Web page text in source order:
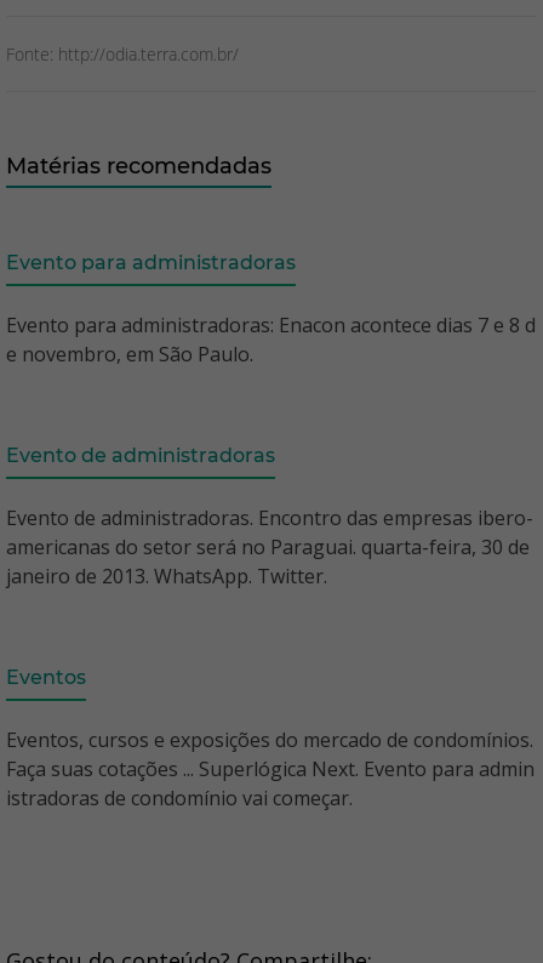
Fonte: http://odia.terra.com.br/
Matérias recomendadas
Evento para administradoras
Evento para administradoras: Enacon acontece dias 7 e 8 d
e novembro, em São Paulo.
Evento de administradoras
Evento de administradoras. Encontro das empresas ibero-
americanas do setor será no Paraguai. quarta-feira, 30 de
janeiro de 2013. WhatsApp. Twitter.
Eventos
Eventos, cursos e exposições do mercado de condomínios.
Faça suas cotações ... Superlógica Next. Evento para admin
istradoras de condomínio vai começar.